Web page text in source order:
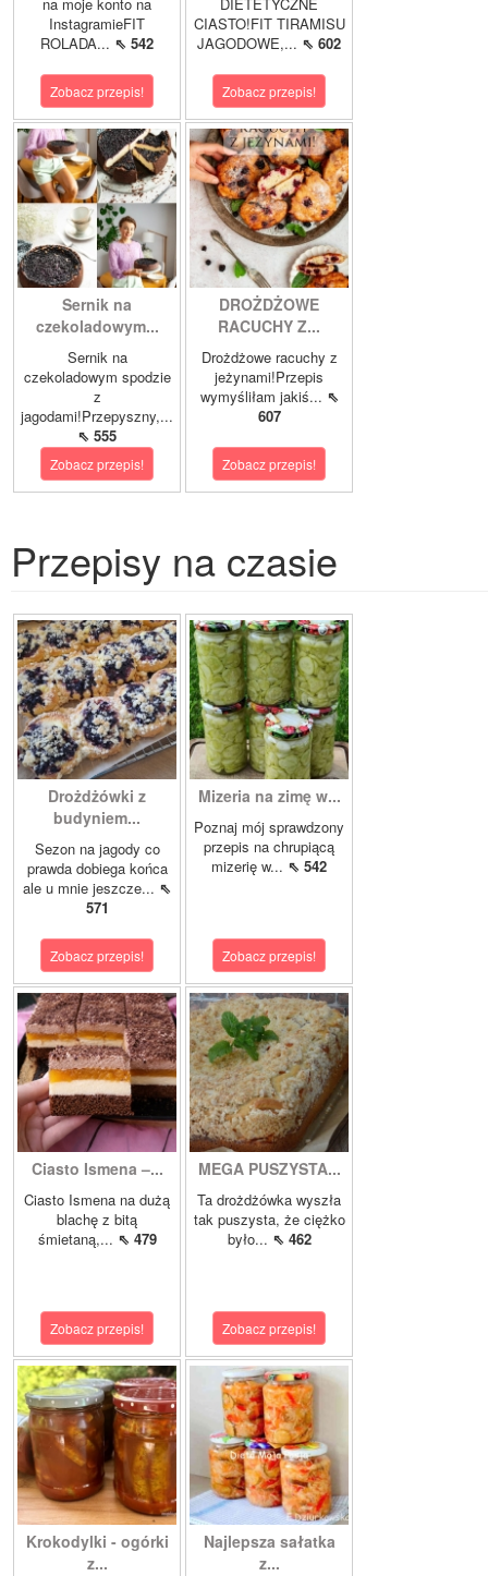
na moje konto na
InstagramieFIT
ROLADA... ⇖ 542
Zobacz przepis!
DIETETYCZNE
CIASTO!FIT TIRAMISU
JAGODOWE,... ⇖ 602
Zobacz przepis!
Sernik na
czekoladowym...
Sernik na
czekoladowym spodzie
z
jagodami!Przepyszny,...
⇖ 555
Zobacz przepis!
DROŻDŻOWE
RACUCHY Z...
Drożdżowe racuchy z
jeżynami!Przepis
wymyśliłam jakiś... ⇖
607
Zobacz przepis!
Przepisy na czasie
Drożdżówki z
budyniem...
Sezon na jagody co
prawda dobiega końca
ale u mnie jeszcze... ⇖
571
Zobacz przepis!
Mizeria na zimę w...
Poznaj mój sprawdzony
przepis na chrupiącą
mizerię w... ⇖ 542
Zobacz przepis!
Ciasto Ismena –...
Ciasto Ismena na dużą
blachę z bitą
śmietaną,... ⇖ 479
Zobacz przepis!
MEGA PUSZYSTA...
Ta drożdżówka wyszła
tak puszysta, że ciężko
było... ⇖ 462
Zobacz przepis!
Krokodylki - ogórki
z...
Najlepsza sałatka
z...